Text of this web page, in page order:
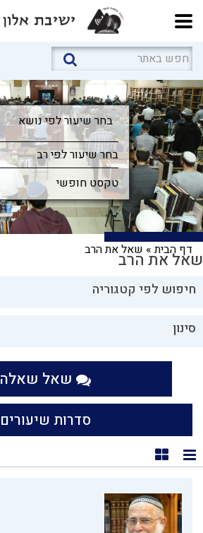
בחר שיעור לפי נושא
בחר שיעור לפי נושא
בחר שיעור לפי רב
דף הבית» שאל את הרבשאל את הרב
חיפוש לפי קטגוריה
סינון
שאל שאלה
סדרות שיעורים
תצוגת רשימה
תצוגת קוביות